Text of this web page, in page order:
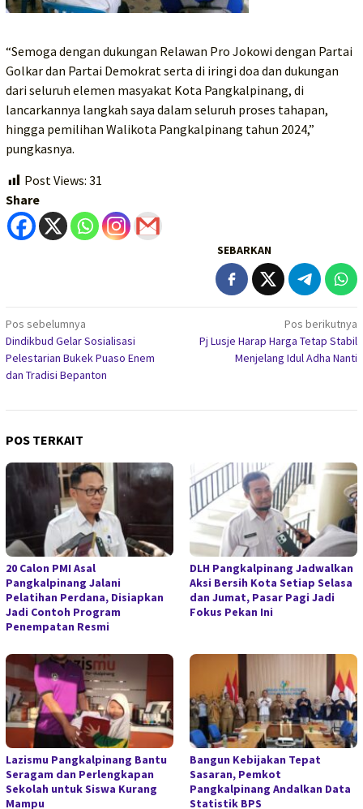
“Semoga dengan dukungan Relawan Pro Jokowi dengan Partai
Golkar dan Partai Demokrat serta di iringi doa dan dukungan
dari seluruh elemen masyakat Kota Pangkalpinang, di
lancarkannya langkah saya dalam seluruh proses tahapan,
hingga pemilihan Walikota Pangkalpinang tahun 2024,”
pungkasnya.
Post Views: 31
Share
SEBARKAN
Navigasi
pos
Pos sebelumnya
Dindikbud Gelar Sosialisasi
Pelestarian Bukek Puaso Enem
dan Tradisi Bepanton
Pos berikutnya
Pj Lusje Harap Harga Tetap Stabil
Menjelang Idul Adha Nanti
POS TERKAIT
20 Calon PMI Asal
Pangkalpinang Jalani
Pelatihan Perdana, Disiapkan
Jadi Contoh Program
Penempatan Resmi
DLH Pangkalpinang Jadwalkan
Aksi Bersih Kota Setiap Selasa
dan Jumat, Pasar Pagi Jadi
Fokus Pekan Ini
Lazismu Pangkalpinang Bantu
Seragam dan Perlengkapan
Sekolah untuk Siswa Kurang
Mampu
Bangun Kebijakan Tepat
Sasaran, Pemkot
Pangkalpinang Andalkan Data
Statistik BPS